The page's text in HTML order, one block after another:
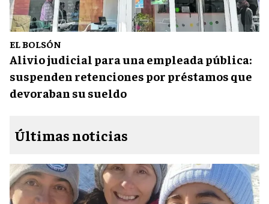
EL BOLSÓN
Alivio judicial para una empleada pública:
suspenden retenciones por préstamos que
devoraban su sueldo
Últimas noticias